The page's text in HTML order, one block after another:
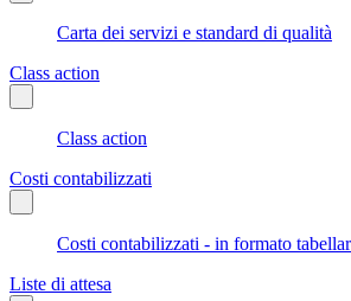
Carta dei servizi e standard di qualità
Class action
Class action
Costi contabilizzati
Costi contabilizzati - in formato
Liste di attesa